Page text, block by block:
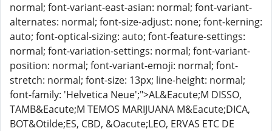
normal; font-variant-east-asian: normal; font-variant-
alternates: normal; font-size-adjust: none; font-kerning:
auto; font-optical-sizing: auto; font-feature-settings:
normal; font-variation-settings: normal; font-variant-
position: normal; font-variant-emoji: normal; font-
stretch: normal; font-size: 13px; line-height: normal;
font-family: 'Helvetica Neue';">AL&Eacute;M DISSO,
TAMB&Eacute;M TEMOS MARIJUANA M&Eacute;DICA,
BOT&Otilde;ES, CBD, &Oacute;LEO, ERVAS ETC DE